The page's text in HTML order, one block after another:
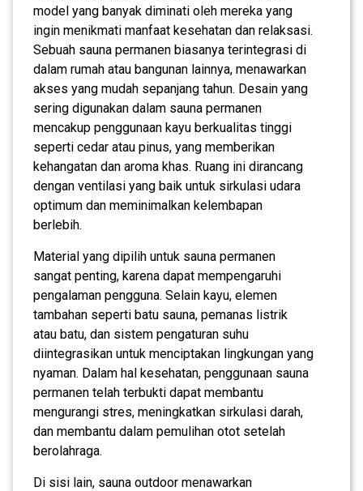
model yang banyak diminati oleh mereka yang
ingin menikmati manfaat kesehatan dan relaksasi.
Sebuah sauna permanen biasanya terintegrasi di
dalam rumah atau bangunan lainnya, menawarkan
akses yang mudah sepanjang tahun. Desain yang
sering digunakan dalam sauna permanen
mencakup penggunaan kayu berkualitas tinggi
seperti cedar atau pinus, yang memberikan
kehangatan dan aroma khas. Ruang ini dirancang
dengan ventilasi yang baik untuk sirkulasi udara
optimum dan meminimalkan kelembapan
berlebih.
Material yang dipilih untuk sauna permanen
sangat penting, karena dapat mempengaruhi
pengalaman pengguna. Selain kayu, elemen
tambahan seperti batu sauna, pemanas listrik
atau batu, dan sistem pengaturan suhu
diintegrasikan untuk menciptakan lingkungan yang
nyaman. Dalam hal kesehatan, penggunaan sauna
permanen telah terbukti dapat membantu
mengurangi stres, meningkatkan sirkulasi darah,
dan membantu dalam pemulihan otot setelah
berolahraga.
Di sisi lain, sauna outdoor menawarkan